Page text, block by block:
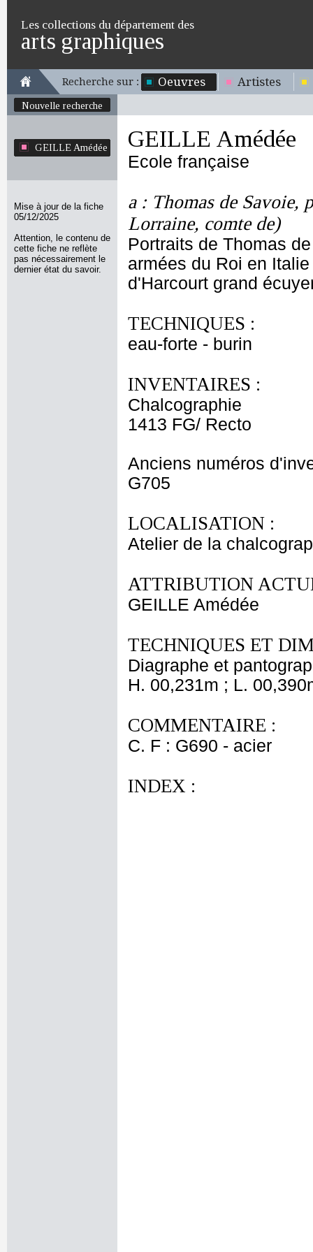
Les collections du département des
arts graphiques
Recherche sur : Oeuvres Artistes
Nouvelle recherche
GEILLE Amédée
Mise à jour de la fiche
05/12/2025
Attention, le contenu de
cette fiche ne reflète
pas nécessairement le
dernier état du savoir.
GEILLE Amédée
Ecole française
a : Thomas de Savoie,
Lorraine, comte de)
Portraits de Thomas
armées du Roi en
d'Harcourt grand
TECHNIQUES :
eau-forte - burin
INVENTAIRES :
Chalcographie
1413 FG/ Recto
Anciens numéros
G705
LOCALISATION :
Atelier de la
ATTRIBUTION
GEILLE Amédée
TECHNIQUES ET
Diagraphe et
H. 00,231m ; L.
COMMENTAIRE :
C. F : G690 - acier
INDEX :